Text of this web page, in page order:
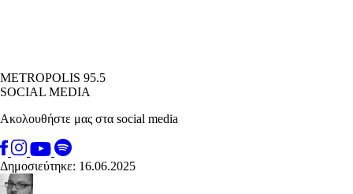
METROPOLIS 95.5
SOCIAL MEDIA
Ακολουθήστε μας στα social media
Δημοσιεύτηκε: 16.06.2025